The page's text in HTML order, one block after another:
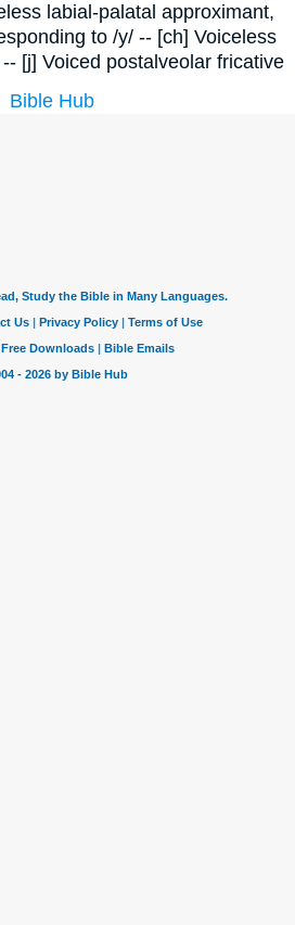
labial-palatal approximant,
to /y/ -- [ch] Voiceless
[j] Voiced postalveolar fricative
Bible Hub